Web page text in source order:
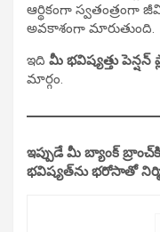
ఆర్థికంగా స్వతంత్రంగా
అవకాశంగా మారుతుంది.
ఇది మీ భవిష్యత్తు పెన్షన్
మార్గం.
ఇప్పుడే మీ బ్యాంక్
భవిష్యత్‌ను భరోసాతో